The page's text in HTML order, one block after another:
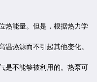
热能量。但是，根据热力学
温热源而不引起其他变化。
是不能够被利用的。热泵可